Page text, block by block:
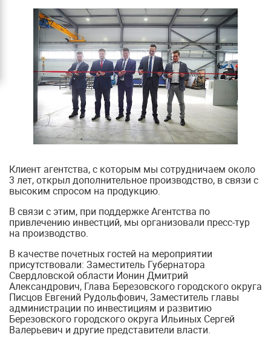
Клиент агентства, с которым мы сотрудничаем около
3 лет, открыл дополнительное производство, в связи с
высоким спросом на продукцию.
В связи с этим, при поддержке Агентства по
привлечению инвестций, мы организовали пресс-тур
на производство.
В качестве почетных гостей на мероприятии
присутствовали: Заместитель Губернатора
Свердловской области Ионин Дмитрий
Александрович, Глава Березовского городского округа
Писцов Евгений Рудольфович, Заместитель главы
администрации по инвестициям и развитию
Березовского городского округа Ильиных Сергей
Валерьевич и другие представители власти.